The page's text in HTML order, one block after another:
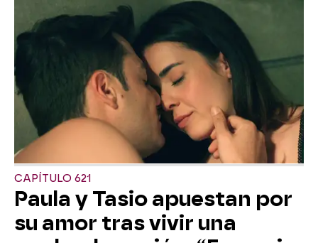
CAPÍTULO 621
Paula y Tasio apuestan por
su amor tras vivir una